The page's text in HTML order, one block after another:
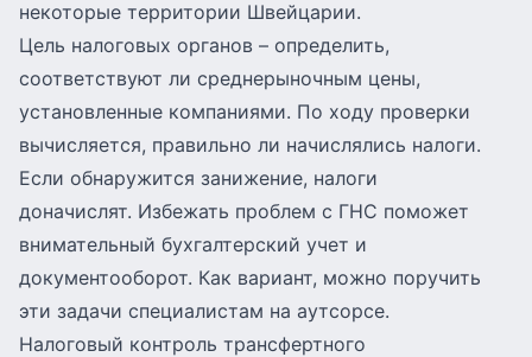
некоторые территории Швейцарии.
Цель налоговых органов – определить,
соответствуют ли среднерыночным цены,
установленные компаниями. По ходу проверки
вычисляется, правильно ли начислялись налоги.
Если обнаружится занижение, налоги
доначислят. Избежать проблем с ГНС поможет
внимательный бухгалтерский учет и
документооборот. Как вариант, можно поручить
эти задачи специалистам на аутсорсе.
Налоговый контроль трансфертного